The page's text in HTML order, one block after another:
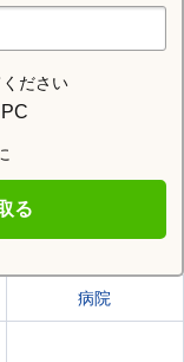
ださい
PC
る
病院